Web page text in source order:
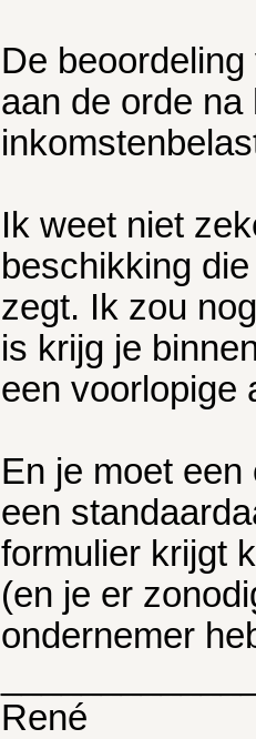
De
aan de orde
Ik weet niet
beschikking
zegt. Ik zou
is krijg je
een voorlopige
En je moet
een
formulier krijgt
(en je er
ondernemer
René